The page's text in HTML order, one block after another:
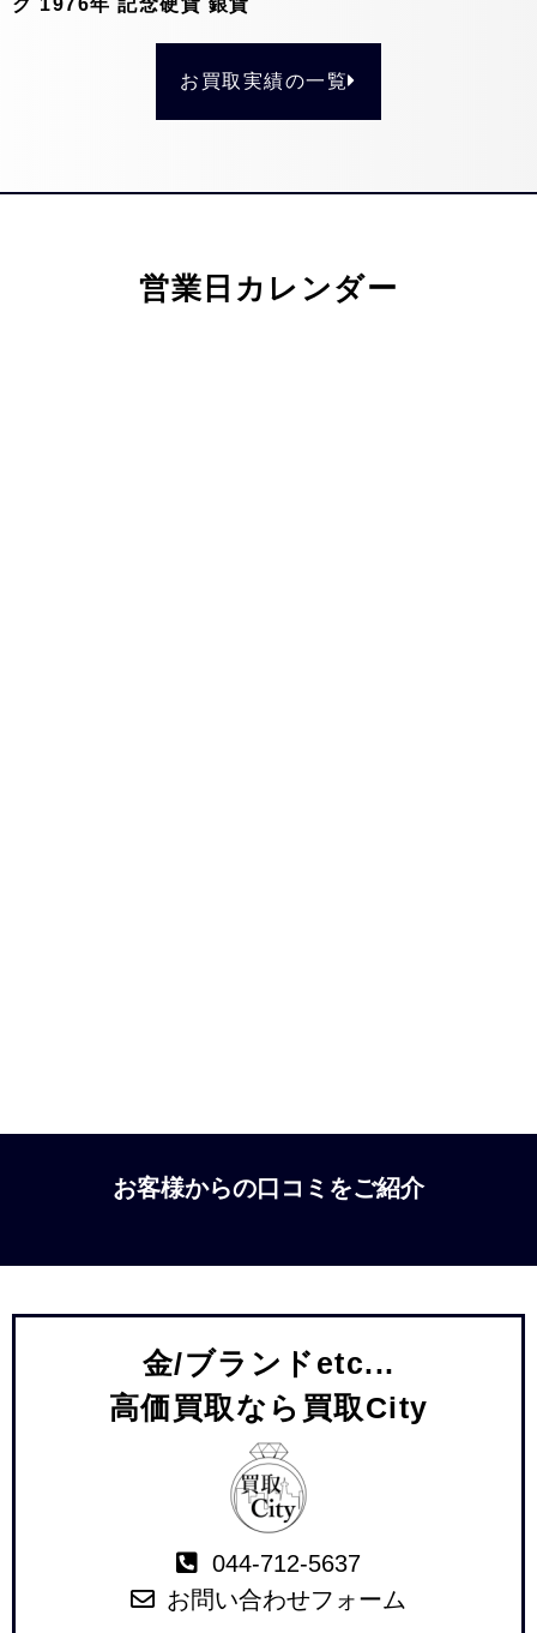
ク 1976年 記念硬貨 銀貨
お買取実績の一覧
営業日カレンダー
お客様からの口コミをご紹介
金/ブランドetc...
高価買取なら買取City
044-712-5637
お問い合わせフォーム